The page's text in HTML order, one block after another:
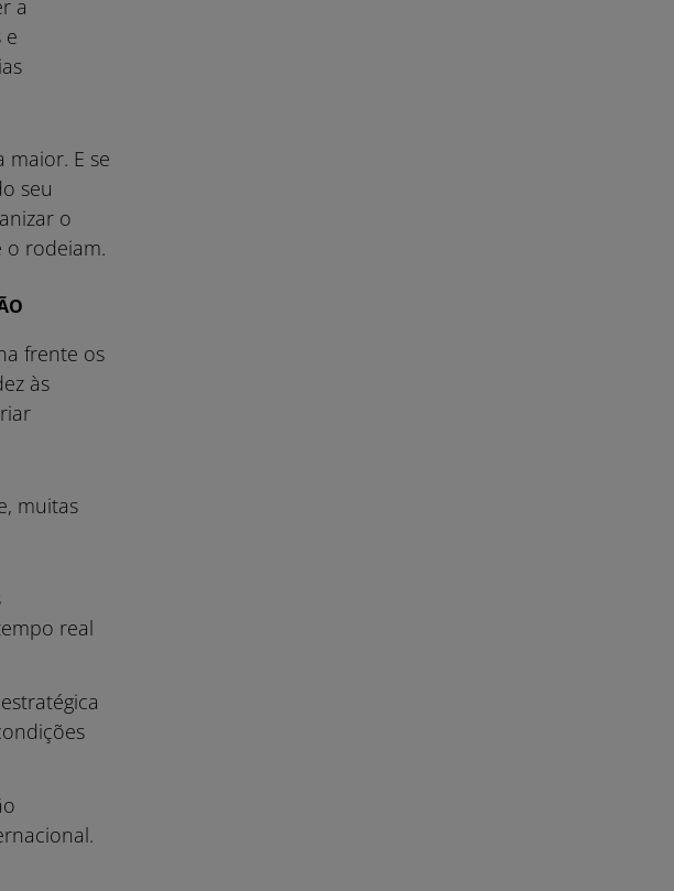
a
e
E se
seu
o
o rodeiam.
frente os
às
muitas
real